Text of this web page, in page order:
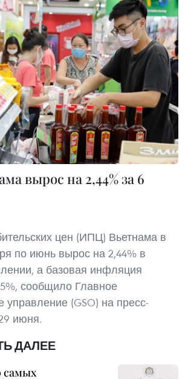
вырос на 2,44% за 6
цен (ИПЦ) Вьетнама в
по июнь вырос на 2,44% в
а базовая инфляция
сообщило Главное
управление (GSO) на пресс-
июня.
ДАЛЕЕ
самых